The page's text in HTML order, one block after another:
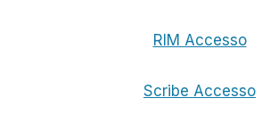
RIM Accesso
Scribe Accesso